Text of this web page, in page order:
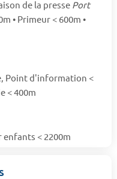
de la presse Port
• Primeur < 600m •
Point d'information <
< 400m
enfants < 2200m